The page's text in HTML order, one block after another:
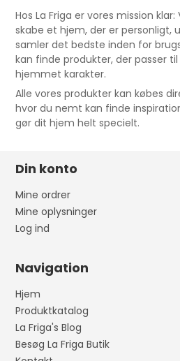
Hos La Friga er vores mission
skabe et hjem, der er personligt,
samler det bedste inden for
kan finde produkter, der passer
hjemmet karakter.
Alle vores produkter kan købes
hvor du nemt kan finde
gør dit hjem helt specielt.
Din konto
Mine ordrer
Mine oplysninger
Log ind
Navigation
Hjem
Produktkatalog
La Friga's Blog
Besøg La Friga Butik